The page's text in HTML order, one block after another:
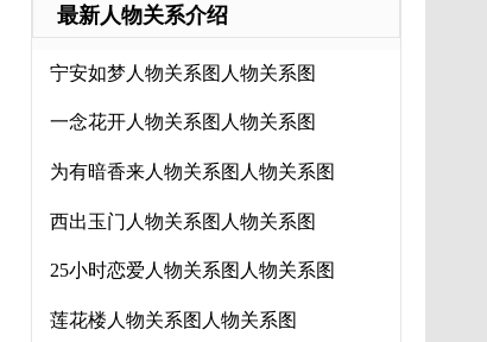
最新人物关系介绍
宁安如梦人物关系图人物关系图
一念花开人物关系图人物关系图
为有暗香来人物关系图人物关系图
西出玉门人物关系图人物关系图
25小时恋爱人物关系图人物关系图
莲花楼人物关系图人物关系图